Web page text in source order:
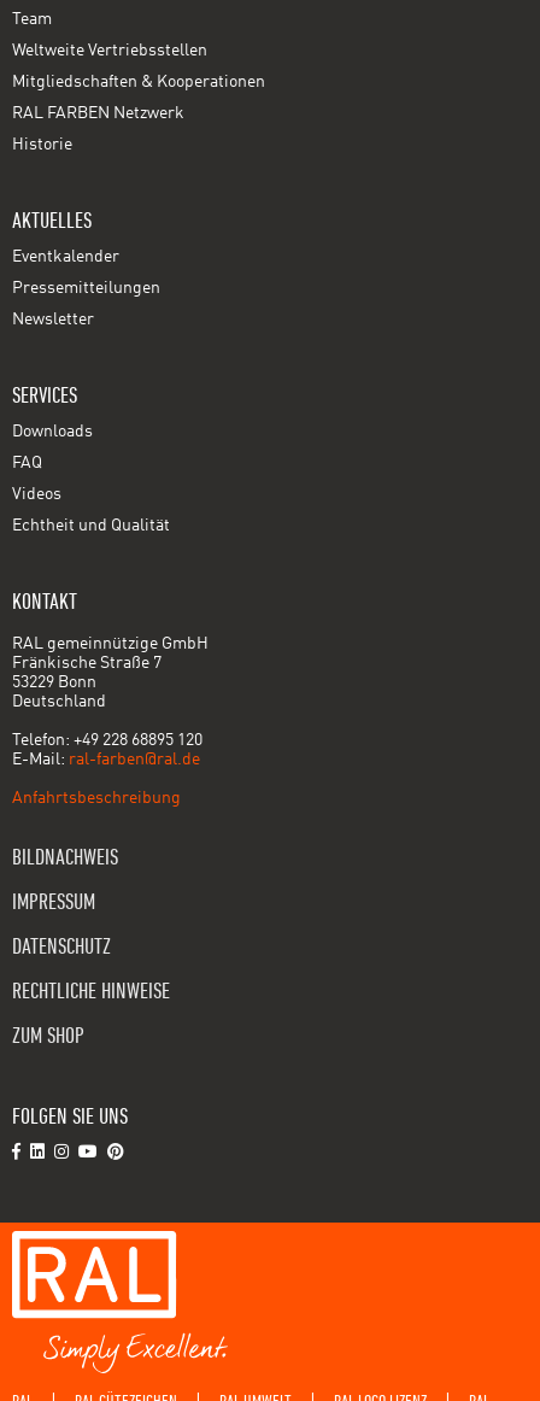
Team
Weltweite Vertriebsstellen
Mitgliedschaften & Kooperationen
RAL FARBEN Netzwerk
Historie
AKTUELLES
Eventkalender
Pressemitteilungen
Newsletter
SERVICES
Downloads
FAQ
Videos
Echtheit und Qualität
KONTAKT
RAL gemeinnützige GmbH
Fränkische Straße 7
53229 Bonn
Deutschland
Telefon: +49 228 68895 120
E-Mail: ral-farben@ral.de
Anfahrtsbeschreibung
BILDNACHWEIS
IMPRESSUM
DATENSCHUTZ
RECHTLICHE HINWEISE
ZUM SHOP
FOLGEN SIE UNS